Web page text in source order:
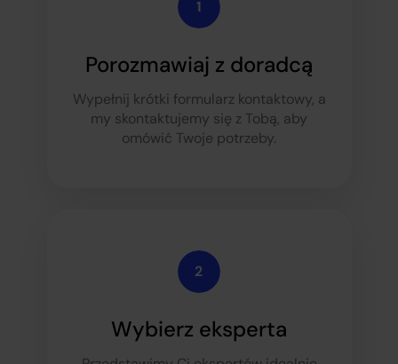
Porozmawiaj z doradcą
Wypełnij krótki formularz kontaktowy, a
my skontaktujemy się z Tobą, aby
omówić Twoje potrzeby.
Wybierz eksperta